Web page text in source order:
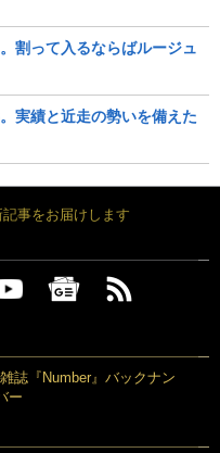
割って入るならばルージュ
実績と近走の勢いを備えた
事をお届けします
雑誌『Number』バックナン
ー